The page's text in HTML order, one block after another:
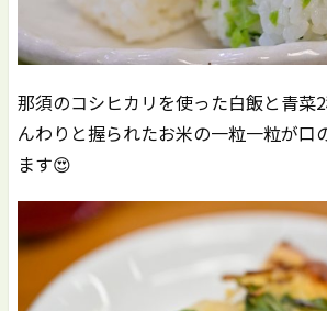
那須のコシヒカリを使った白飯と青菜
んわりと握られたお米の一粒一粒が口
ます😍